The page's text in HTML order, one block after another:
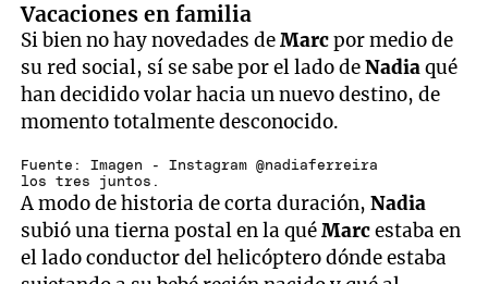
Vacaciones en familia
Si bien no hay novedades deMarcpor medio de
su red social, sí se sabe por el lado deNadiaqué
han decidido volar hacia un nuevo destino, de
momento totalmente desconocido.
Fuente: Imagen - Instagram @nadiaferreira
los tres juntos.
A modo de historia de corta duración,Nadia
subió una tierna postal en la quéMarcestaba en
el lado conductor del helicóptero dónde estaba